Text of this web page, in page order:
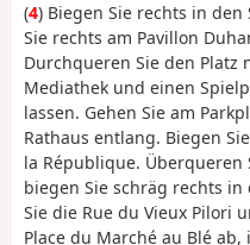
(4) Biegen Sie rechts in
Sie rechts am Pavillon
Durchqueren Sie den Platz
Mediathek und einen
lassen. Gehen Sie am
Rathaus entlang. Biegen
la République. Überqueren
biegen Sie schräg rechts in
Sie die Rue du Vieux Pilori
Place du Marché au Blé